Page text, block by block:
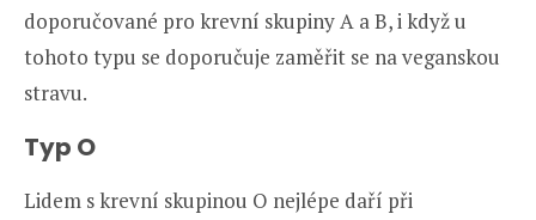
doporučované pro krevní skupiny A a B, i když u
tohoto typu se doporučuje zaměřit se na veganskou
stravu.
Typ O
Lidem s krevní skupinou O nejlépe daří při